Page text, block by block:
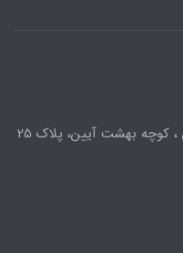
، کوچه بهشت آیین، پلاک 25